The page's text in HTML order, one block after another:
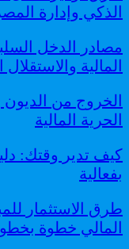
الذكي وإدارة
مصادر الدخل
المالية والاستقلال
الخروج من
الحرية المالية
كيف تدير وقتك:
بفعالية
طرق الاستثمار
المالي خطوة